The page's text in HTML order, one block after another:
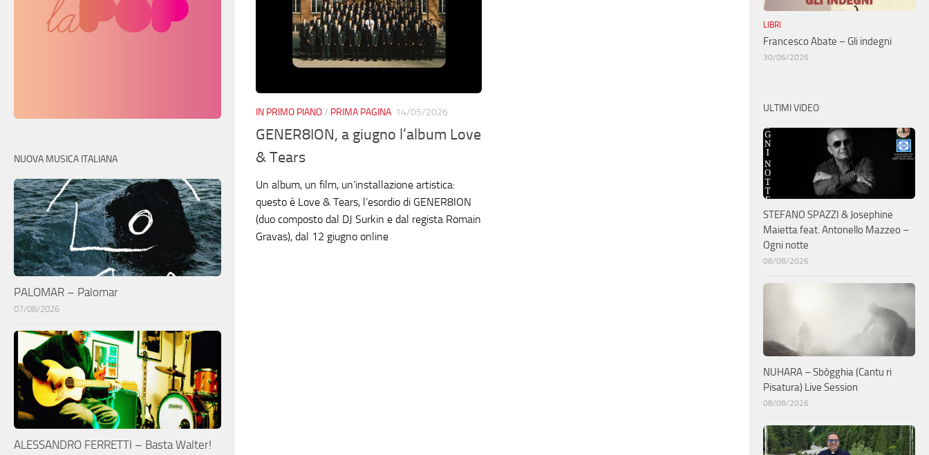
IN PRIMO PIANO/ PRIMA PAGINA 14/05/2026
GENER8ION, a giugno l’album Love
& Tears
Un album, un film, un’installazione artistica:
questo è Love & Tears, l’esordio di GENER8ION
(duo composto dal DJ Surkin e dal regista Romain
Gravas), dal 12 giugno online
NUOVA MUSICA ITALIANA
PALOMAR – Palomar
07/08/2026
ALESSANDRO FERRETTI – Basta Walter!
LIBRI
Francesco Abate – Gli indegni
30/06/2026
ULTIMI VIDEO
STEFANO SPAZZI & Josephine
Maietta feat. Antonello Mazzeo –
Ogni notte
08/08/2026
NUHARA – Sbògghia (Cantu ri
Pisatura) Live Session
08/08/2026